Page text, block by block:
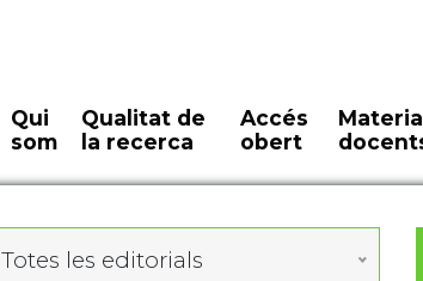
Qui
som
Qualitat de
la recerca
Accés
obert
Totes les editorials